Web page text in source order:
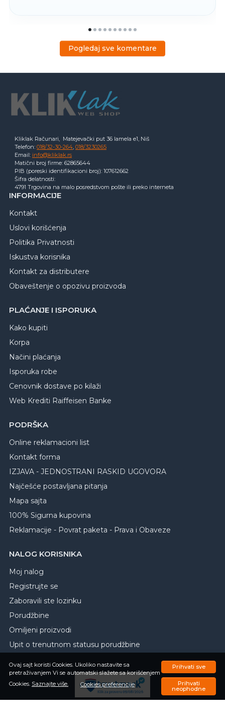
Ovaj sajt koristi Cookies. Ukoliko nastavite sa
pretraživanjem Vi se automatski slažete sa korišćenjem
Cookies. Saznajte više. Cookies preferencije
Prihvati sve
Prihvati
neophodne
Pogledaj sve komentare
Kliklak Računari, Matejevački put 36 lamela e1, Niš
Telefon: 018/32-30-264, 018/3230265
Email: info@kliklak.rs
Matični broj firme: 62865644
PIB (poreski identifikacioni broj): 107612662
Šifra delatnosti:
4791 Trgovina na malo posredstvom pošte ili preko interneta
INFORMACIJE
Kontakt
Uslovi korišćenja
Politika Privatnosti
Iskustva korisnika
Kontakt za distributere
Obaveštenje o opozivu proizvoda
PLAĆANJE I ISPORUKA
Kako kupiti
Korpa
Načini plaćanja
Isporuka robe
Cenovnik dostave po kilaži
Web Krediti Raiffeisen Banke
PODRŠKA
Online reklamacioni list
Kontakt forma
IZJAVA - JEDNOSTRANI RASKID UGOVORA
Najčešće postavljana pitanja
Mapa sajta
100% Sigurna kupovina
Reklamacije - Povrat paketa - Prava i Obaveze
NALOG KORISNIKA
Moj nalog
Registrujte se
Zaboravili ste lozinku
Porudžbine
Omiljeni proizvodi
Upit o trenutnom statusu porudžbine